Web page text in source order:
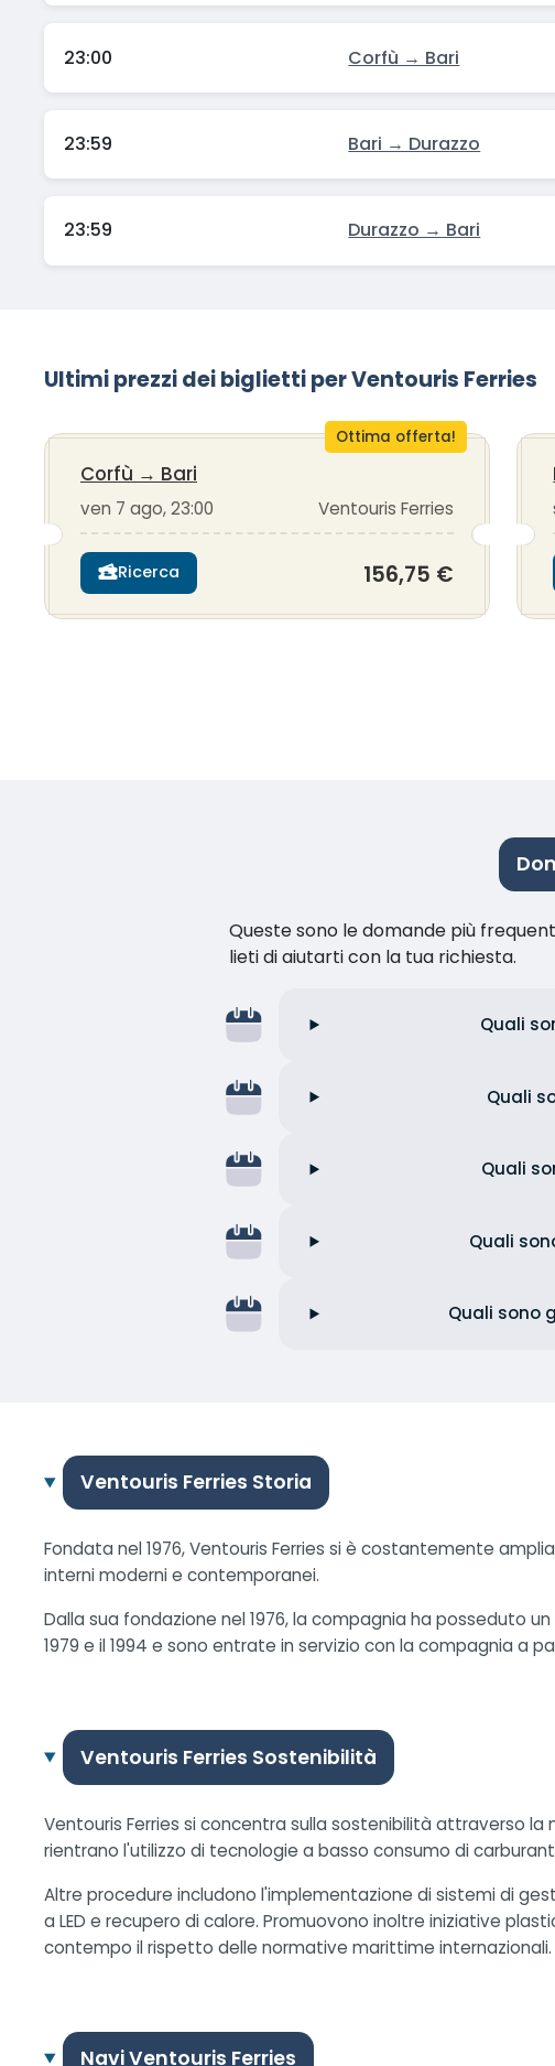
23:00 Corfù → Bari
23:59 Bari → Durazzo
23:59 Durazzo → Bari
Ultimi prezzi dei biglietti per Ventouris Ferries
Ottima offerta!
Corfù → Bari
ven 7 ago, 23:00 Ventouris Ferries
Ricerca 156,75 €
Queste sono le domande più
lieti di aiutarti con la tua richiesta.
Quali
Quali
Quali
Quali
Quali sono
Ventouris Ferries Storia
Fondata nel 1976, Ventouris Ferries si è costantemente
interni moderni e contemporanei.
Dalla sua fondazione nel 1976, la compagnia ha posseduto
1979 e il 1994 e sono entrate in servizio con la compagnia a
Ventouris Ferries Sostenibilità
Ventouris Ferries si concentra sulla sostenibilità attraverso
rientrano l'utilizzo di tecnologie a basso consumo di
Altre procedure includono l'implementazione di sistemi di
a LED e recupero di calore. Promuovono inoltre iniziative
contempo il rispetto delle normative marittime
Navi Ventouris Ferries